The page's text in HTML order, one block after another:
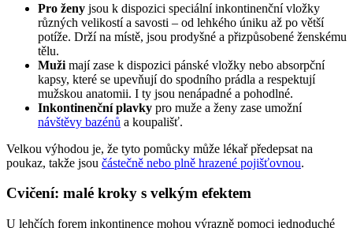
Pro ženy jsou k dispozici speciální inkontinenční vložky
různých velikostí a savosti – od lehkého úniku až po větší
potíže. Drží na místě, jsou prodyšné a přizpůsobené ženskému
tělu.
Muži mají zase k dispozici pánské vložky nebo absorpční
kapsy, které se upevňují do spodního prádla a respektují
mužskou anatomii. I ty jsou nenápadné a pohodlné.
Inkontinenční plavky pro muže a ženy zase umožní
návštěvy bazénů a koupališť.
Velkou výhodou je, že tyto pomůcky může lékař předepsat na
poukaz, takže jsou částečně nebo plně hrazené pojišťovnou.
Cvičení: malé kroky s velkým efektem
U lehčích forem inkontinence mohou výrazně pomoci jednoduché